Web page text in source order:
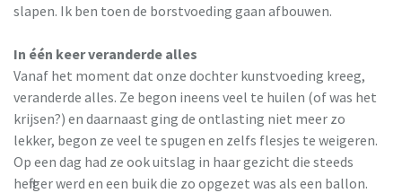
slapen. Ik ben toen de borstvoeding gaan afbouwen.
In één keer veranderde alles
Vanaf het moment dat onze dochter kunstvoeding kreeg,
veranderde alles. Ze begon ineens veel te huilen (of was het
krijsen?) en daarnaast ging de ontlasting niet meer zo
lekker, begon ze veel te spugen en zelfs flesjes te weigeren.
Op een dag had ze ook uitslag in haar gezicht die steeds
heftiger werd en een buik die zo opgezet was als een ballon.